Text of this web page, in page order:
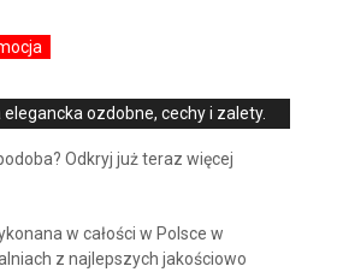
ozdobne, cechy i zalety.
Odkryj już teraz więcej
w całości w Polsce w
z najlepszych jakościowo